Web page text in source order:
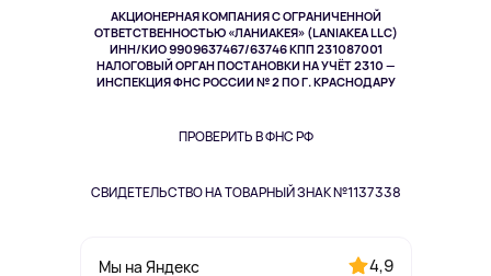
АКЦИОНЕРНАЯ КОМПАНИЯ С ОГРАНИЧЕННОЙ
ОТВЕТСТВЕННОСТЬЮ «ЛАНИАКЕЯ» (LANIAKEA LLC)
ИНН/КИО 9909637467/63746 КПП 231087001
НАЛОГОВЫЙ ОРГАН ПОСТАНОВКИ НА УЧЁТ 2310 —
ИНСПЕКЦИЯ ФНС РОССИИ № 2 ПО Г. КРАСНОДАРУ
ПРОВЕРИТЬ В ФНС РФ
СВИДЕТЕЛЬСТВО НА ТОВАРНЫЙ ЗНАК №1137338
Мы на Яндекс 4,9
Одежда и аксессуары